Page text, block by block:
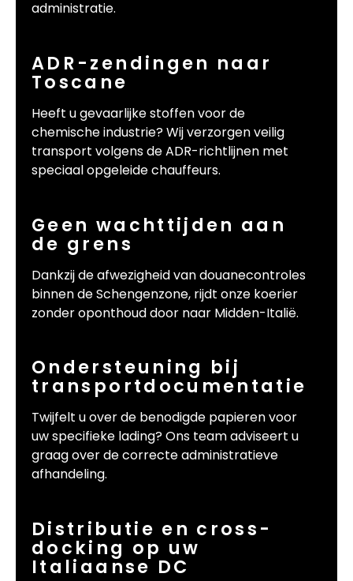
administratie.
ADR-zendingen naar
Toscane
Heeft u gevaarlijke stoffen voor de
chemische industrie? Wij verzorgen veilig
transport volgens de ADR-richtlijnen met
speciaal opgeleide chauffeurs.
Geen wachttijden aan
de grens
Dankzij de afwezigheid van douanecontroles
binnen de Schengenzone, rijdt onze koerier
zonder oponthoud door naar Midden-Italië.
Ondersteuning bij
transportdocumentatie
Twijfelt u over de benodigde papieren voor
uw specifieke lading? Ons team adviseert u
graag over de correcte administratieve
afhandeling.
Distributie en cross-
docking op uw
Italiaanse DC